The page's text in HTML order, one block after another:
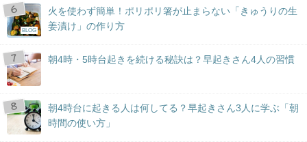
BLOG
火を使わず簡単！ポリポリ箸が止まらない「きゅうりの生
姜漬け」の作り方
朝4時・5時台起きを続ける秘訣は？早起きさん4人の習慣
朝4時台に起きる人は何してる？早起きさん3人に学ぶ「朝
時間の使い方」